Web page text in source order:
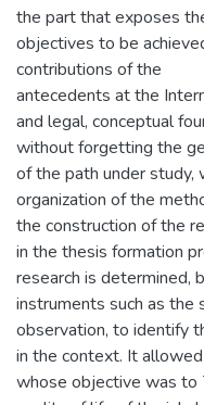
the part that exposes
objectives to be
contributions of the
antecedents at the
and legal, conceptual
without forgetting the
of the path under study,
organization of the
the construction of the
in the thesis formation
research is determined,
instruments such as
observation, to identify
in the context. It
whose objective was to